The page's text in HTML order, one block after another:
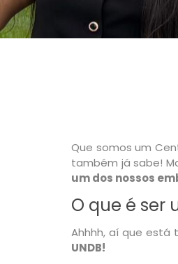
Que somos um
também já sabe!
um dos nossos
O que é ser
Ahhhh, aí que está
UNDB!